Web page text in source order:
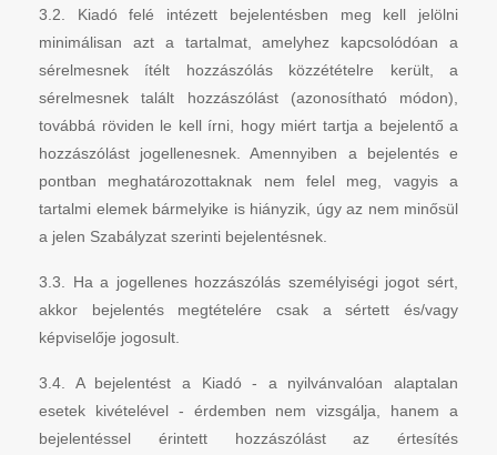
3.2. Kiadó felé intézett bejelentésben meg kell jelölni
minimálisan azt a tartalmat, amelyhez kapcsolódóan a
sérelmesnek ítélt hozzászólás közzétételre került, a
sérelmesnek talált hozzászólást (azonosítható módon),
továbbá röviden le kell írni, hogy miért tartja a bejelentő a
hozzászólást jogellenesnek. Amennyiben a bejelentés e
pontban meghatározottaknak nem felel meg, vagyis a
tartalmi elemek bármelyike is hiányzik, úgy az nem minősül
a jelen Szabályzat szerinti bejelentésnek.
3.3. Ha a jogellenes hozzászólás személyiségi jogot sért,
akkor bejelentés megtételére csak a sértett és/vagy
képviselője jogosult.
3.4. A bejelentést a Kiadó - a nyilvánvalóan alaptalan
esetek kivételével - érdemben nem vizsgálja, hanem a
bejelentéssel érintett hozzászólást az értesítés